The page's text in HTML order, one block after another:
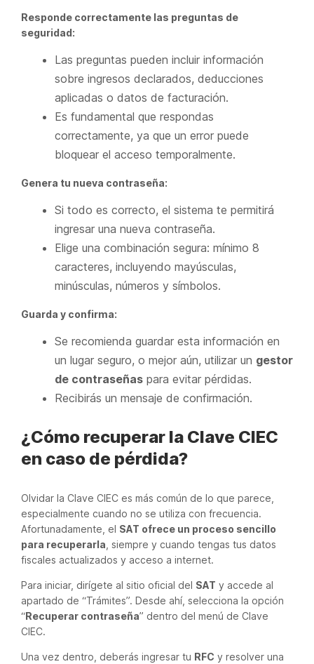
Responde correctamente las preguntas de
seguridad:
Las preguntas pueden incluir información
sobre ingresos declarados, deducciones
aplicadas o datos de facturación.
Es fundamental que respondas
correctamente, ya que un error puede
bloquear el acceso temporalmente.
Genera tu nueva contraseña:
Si todo es correcto, el sistema te permitirá
ingresar una nueva contraseña.
Elige una combinación segura: mínimo 8
caracteres, incluyendo mayúsculas,
minúsculas, números y símbolos.
Guarda y confirma:
Se recomienda guardar esta información en
un lugar seguro, o mejor aún, utilizar un gestor
de contraseñas para evitar pérdidas.
Recibirás un mensaje de confirmación.
¿Cómo recuperar la Clave CIEC
en caso de pérdida?
Olvidar la Clave CIEC es más común de lo que parece,
especialmente cuando no se utiliza con frecuencia.
Afortunadamente, el SAT ofrece un proceso sencillo
para recuperarla , siempre y cuando tengas tus datos
fiscales actualizados y acceso a internet.
Para iniciar, dirígete al sitio oficial del SAT y accede al
apartado de “Trámites”. Desde ahí, selecciona la opción
“Recuperar contraseña” dentro del menú de Clave
CIEC.
Una vez dentro, deberás ingresar tu RFC y resolver una